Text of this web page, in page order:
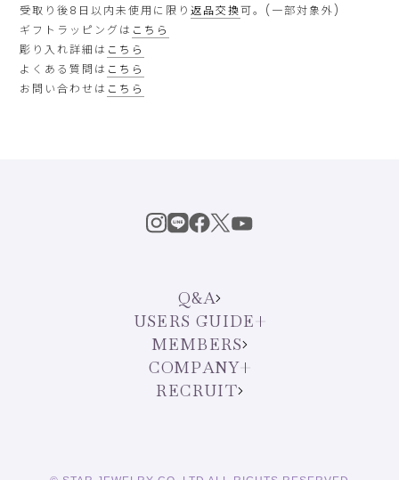
受取り後8日以内未使用に限り返品交換可。(一部対象外)
ギフトラッピングは こちら
彫り入れ詳細は こちら
よくある質問は こちら
お問い合わせは こちら
Q&A
USERS GUIDE
MEMBERS
COMPANY
RECRUIT